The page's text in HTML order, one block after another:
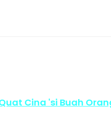
Cina 'si Buah